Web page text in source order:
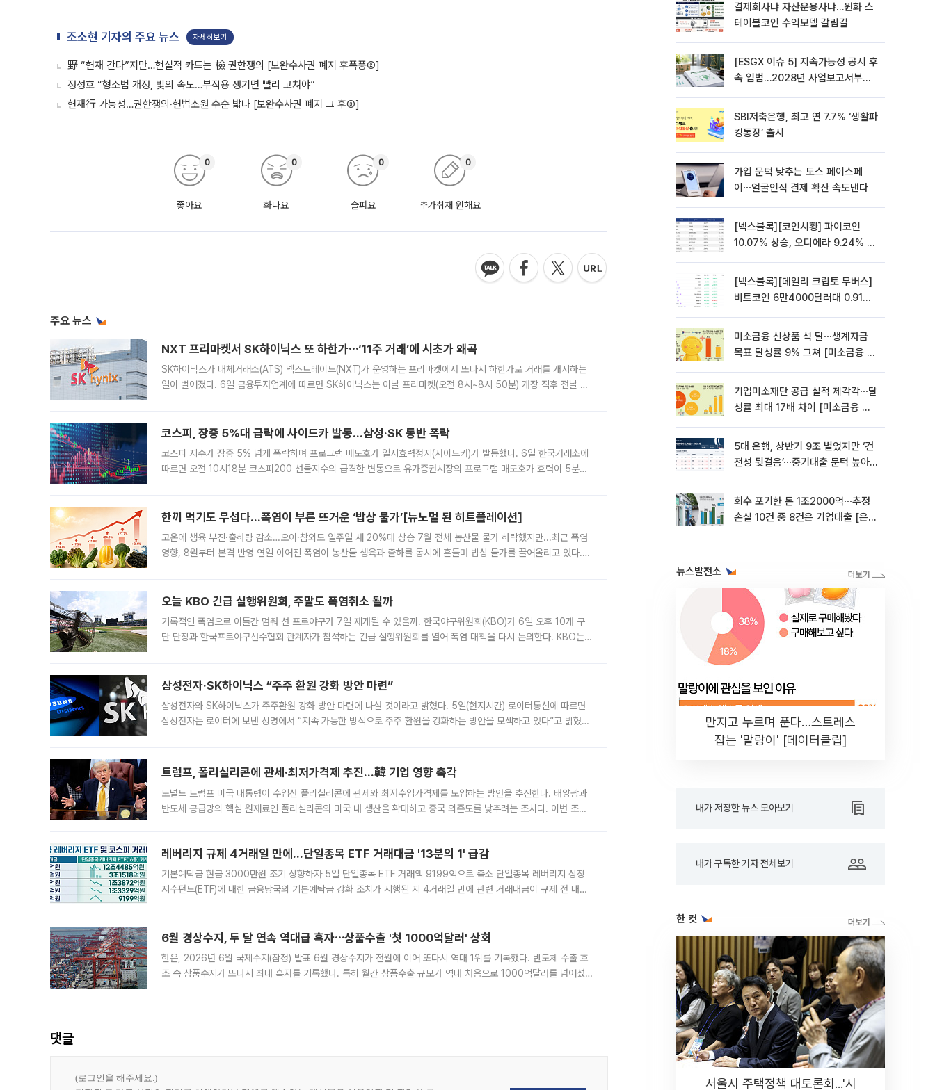
조소현 기자의 주요 뉴스 자세히보기
野 “헌재 간다”지만…현실적 카드는 檢 권한쟁의 [보완수사권 폐지 후폭풍②]
정성호 “형소법 개정, 빛의 속도…부작용 생기면 빨리 고쳐야”
헌재行 가능성…권한쟁의‧헌법소원 수순 밟나 [보완수사권 폐지 그 후③]
좋아요
0
화나요
0
슬퍼요
0
추가취재 원해요
0
주요 뉴스
NXT 프리마켓서 SK하이닉스 또 하한가⋯‘11주 거래’에 시초가 왜곡
SK하이닉스가 대체거래소(ATS) 넥스트레이드(NXT)가 운영하는 프리마켓에서 또다시 하한가로 거래를 개시하는
일이 벌어졌다. 6일 금융투자업계에 따르면 SK하이닉스는 이날 프리마켓(오전 8시~8시 50분) 개장 직후 전날 정
코스피, 장중 5%대 급락에 사이드카 발동…삼성·SK 동반 폭락
코스피 지수가 장중 5% 넘게 폭락하며 프로그램 매도호가 일시효력정지(사이드카)가 발동했다. 6일 한국거래소에
따르면 오전 10시18분 코스피200 선물지수의 급격한 변동으로 유가증권시장의 프로그램 매도호가 효력이 5분간
한끼 먹기도 무섭다...폭염이 부른 뜨거운 ‘밥상 물가’[뉴노멀 된 히트플레이션]
고온에 생육 부진·출하량 감소…오이·참외도 일주일 새 20%대 상승 7월 전체 농산물 물가 하락했지만...최근 폭염
영향, 8월부터 본격 반영 연일 이어진 폭염이 농산물 생육과 출하를 동시에 흔들며 밥상 물가를 끌어올리고 있다.
오늘 KBO 긴급 실행위원회, 주말도 폭염취소 될까
기록적인 폭염으로 이틀간 멈춰 선 프로야구가 7일 재개될 수 있을까. 한국야구위원회(KBO)가 6일 오후 10개 구
단 단장과 한국프로야구선수협회 관계자가 참석하는 긴급 실행위원회를 열어 폭염 대책을 다시 논의한다. KBO는
삼성전자·SK하이닉스 “주주 환원 강화 방안 마련”
삼성전자와 SK하이닉스가 주주환원 강화 방안 마련에 나설 것이라고 밝혔다. 5일(현지시간) 로이터통신에 따르면
삼성전자는 로이터에 보낸 성명에서 “지속 가능한 방식으로 주주 환원을 강화하는 방안을 모색하고 있다”고 밝혔다.
트럼프, 폴리실리콘에 관세·최저가격제 추진…韓 기업 영향 촉각
도널드 트럼프 미국 대통령이 수입산 폴리실리콘에 관세와 최저수입가격제를 도입하는 방안을 추진한다. 태양광과
반도체 공급망의 핵심 원재료인 폴리실리콘의 미국 내 생산을 확대하고 중국 의존도를 낮추려는 조치다. 이번 조처
레버리지 규제 4거래일 만에…단일종목 ETF 거래대금 '13분의 1' 급감
기본예탁금 현금 3000만원 조기 상향하자 5일 단일종목 ETF 거래액 9199억으로 축소 단일종목 레버리지 상장
지수펀드(ETF)에 대한 금융당국의 기본예탁금 강화 조치가 시행된 지 4거래일 만에 관련 거래대금이 규제 전 대비
6월 경상수지, 두 달 연속 역대급 흑자⋯상품수출 '첫 1000억달러' 상회
한은, 2026년 6월 국제수지(잠정) 발표 6월 경상수지가 전월에 이어 또다시 역대 1위를 기록했다. 반도체 수출 호
조 속 상품수지가 또다시 최대 흑자를 기록했다. 특히 월간 상품수출 규모가 역대 처음으로 1000억달러를 넘어섰
댓글
결제회사냐 자산운용사냐…원화 스
테이블코인 수익모델 갈림길
[ESGX 이슈 5] 지속가능성 공시 후
속 입법…2028년 사업보고서부터
SBI저축은행, 최고 연 7.7% ‘생활파
킹통장’ 출시
가입 문턱 낮추는 토스 페이스페
이⋯얼굴인식 결제 확산 속도낸다
[넥스블록][코인시황] 파이코인
10.07% 상승, 오디에라 9.24% 하
[넥스블록][데일리 크립토 무버스]
비트코인 6만4000달러대 0.91%
미소금융 신상품 석 달⋯생계자금
목표 달성률 9% 그쳐 [미소금융 첫
기업미소재단 공급 실적 제각각⋯달
성률 최대 17배 차이 [미소금융 첫
5대 은행, 상반기 9조 벌었지만 ‘건
전성 뒷걸음’⋯중기대출 문턱 높아
회수 포기한 돈 1조2000억⋯추정
손실 10건 중 8건은 기업대출 [은행
뉴스발전소
만지고 누르며 푼다…스트레스
잡는 '말랑이' [데이터클립]
내가 저장한 뉴스 모아보기
내가 구독한 기자 전체보기
한 컷
서울시 주택정책 대토론회...'시